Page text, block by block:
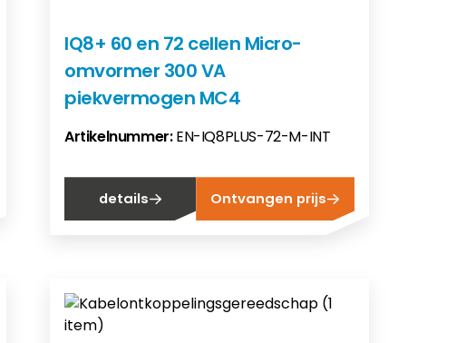
IQ8+ 60 en 72 cellen Micro-
omvormer 300 VA
piekvermogen MC4
Artikelnummer:EN-IQ8PLUS-72-M-INT
details Ontvangen prijs